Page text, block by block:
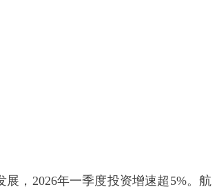
，2026年一季度投资增速超5%。航